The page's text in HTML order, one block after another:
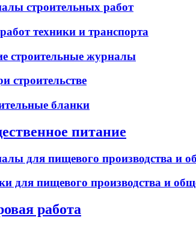
строительных работ
техники и транспорта
строительные журналы
строительстве
бланки
питание
для пищевого производства и
для пищевого производства и
работа